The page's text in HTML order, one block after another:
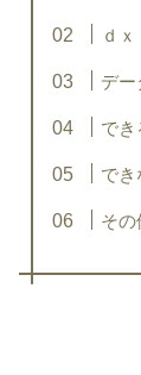
ｄ
デー
でき
でき
その